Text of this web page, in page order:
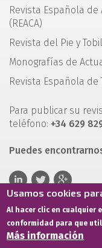
Revista Española
(REACA)
Revista del Pie y
Monografías de
Revista Española de
Para publicar su
teléfono: +34 629
Puedes
Usamos cookies
Al hacer clic en cualquier
conformidad para que
Más información